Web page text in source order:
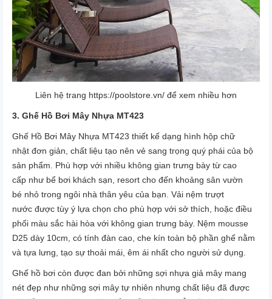
Liên hệ trang https://poolstore.vn/ để xem nhiều hơn
3. Ghế Hồ Bơi Mây Nhựa MT423
Ghế Hồ Bơi Mây Nhựa MT423 thiết kế dạng hình hộp chữ
nhật đơn giản, chất liệu tạo nên vẻ sang trọng quý phái của bộ
sản phẩm. Phù hợp với nhiều không gian trưng bày từ cao
cấp như bể bơi khách sạn, resort cho đến khoảng sân vườn
bé nhỏ trong ngôi nhà thân yêu của bạn. Vải nệm trượt
nước được tùy ý lựa chọn cho phù hợp với sở thích, hoặc điều
phối màu sắc hài hòa với không gian trưng bày. Nệm mousse
D25 dày 10cm, có tính đàn cao, che kín toàn bộ phần ghế nằm
và tựa lưng, tạo sự thoải mái, êm ái nhất cho người sử dụng.
Ghế hồ bơi còn được đan bởi những sợi nhựa giả mây mang
nét đẹp như những sợi mây tự nhiên nhưng chất liệu đã được